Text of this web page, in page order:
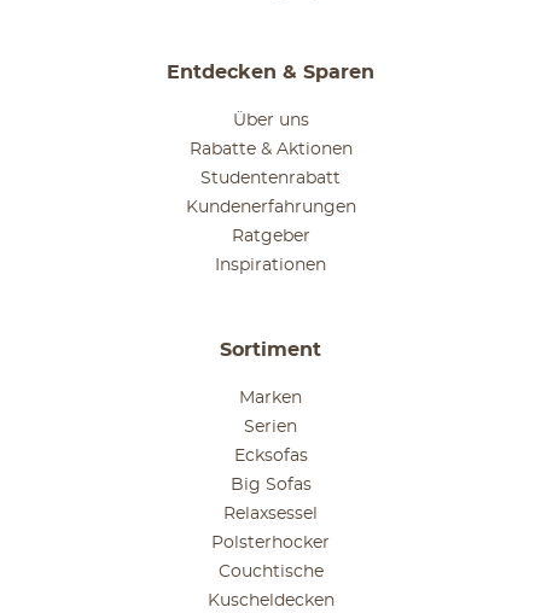
Entdecken & Sparen
Über uns
Rabatte & Aktionen
Studentenrabatt
Kundenerfahrungen
Ratgeber
Inspirationen
Sortiment
Marken
Serien
Ecksofas
Big Sofas
Relaxsessel
Polsterhocker
Couchtische
Kuscheldecken